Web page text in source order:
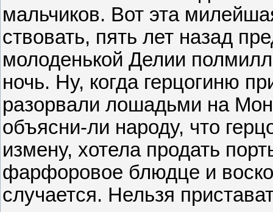
мальчиков. Вот эта
ствовать, пять лет назад
молоденькой Делии
ночь. Ну, когда герцогиню
разорвали лошадьми на
объясни-ли народу, что
измену, хотела продать
фарфоровое блюдце и
случается. Нельзя